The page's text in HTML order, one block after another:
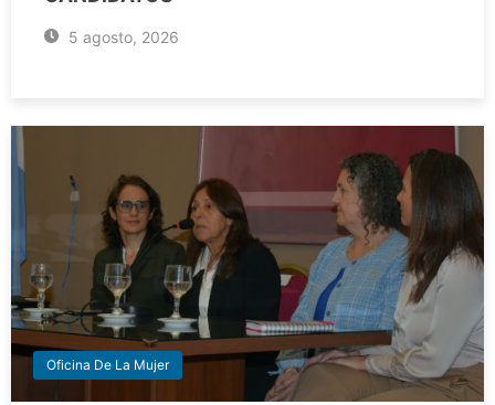
5 agosto, 2026
Oficina De La Mujer